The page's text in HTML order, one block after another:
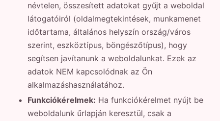
névtelen, összesített adatokat gyűjt a weboldal
látogatóiról (oldalmegtekintések, munkamenet
időtartama, általános helyszín ország/város
szerint, eszköztípus, böngészőtípus), hogy
segítsen javítanunk a weboldalunkat. Ezek az
adatok NEM kapcsolódnak az Ön
alkalmazáshasználatához.
Funkciókérelmek: Ha funkciókérelmet nyújt be
weboldalunk űrlapján keresztül, csak a